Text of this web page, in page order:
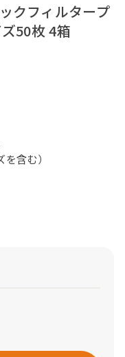
クフィルタープ
50枚 4箱
含む）